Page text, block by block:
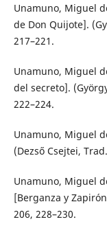
Unamuno, Miguel
de Don Quijote].
217–221.
Unamuno, Miguel
del secreto].
222–224.
Unamuno, Miguel
(Dezső Csejtei,
Unamuno, Miguel
[Berganza y
206, 228–230.